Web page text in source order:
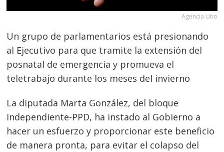
Agencia Uno
Un grupo de parlamentarios está presionando
al Ejecutivo para que tramite la extensión del
posnatal de emergencia y promueva el
teletrabajo durante los meses del invierno
La diputada Marta González, del bloque
Independiente-PPD, ha instado al Gobierno a
hacer un esfuerzo y proporcionar este beneficio
de manera pronta, para evitar el colapso del